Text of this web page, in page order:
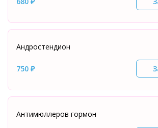
Андростендион
750 ₽
Антимюллеров гормон